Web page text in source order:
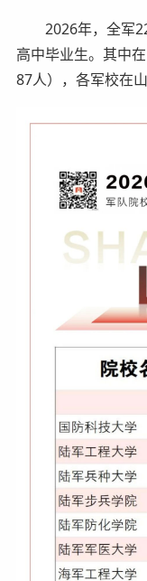
2026年，全军22
高中毕业生。其中
87人），各军校在